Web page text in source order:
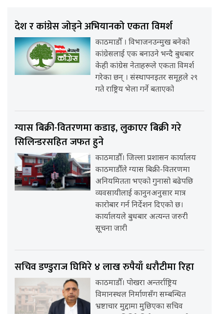
देश र कांग्रेस जोड्ने अभियानको एकता विमर्श
काठमाडौँ । विभाजनउन्मुख बनेको
कांग्रेसलाई एक बनाउने भन्दै बुधबार
केही कांग्रेस नेताहरूले एकता विमर्श
गरेका छन् । संस्थापनइतर समूहले २९
गते राष्ट्रिय भेला गर्ने बताएको
ग्यास बिक्री-वितरणमा कडाइ, लुकाएर बिक्री गरे
सिलिन्डरसहित जफत हुने
काठमाडौँ। जिल्ला प्रशासन कार्यालय
काठमाडौँले ग्यास बिक्री-वितरणमा
अनियमितता भएको गुनासो बढेपछि
व्यवसायीलाई कानुनअनुसार मात्र
कारोबार गर्न निर्देशन दिएको छ।
कार्यालयले बुधबार अत्यन्त जरुरी
सूचना जारी
सचिव डण्डुराज घिमिरे ४ लाख रुपैयाँ धरौटीमा रिहा
काठमाडौँ। पोखरा अन्तर्राष्ट्रिय
विमानस्थल निर्माणसँग सम्बन्धित
भ्रष्टाचार मुद्दामा मुछिएका सचिव